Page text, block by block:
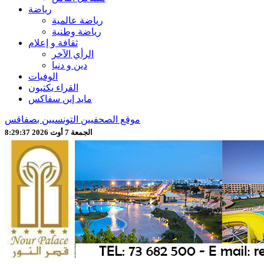
رياضة
رياضة عالمية
رياضة وطنية
ثقافة و إعلام
الرأي الآخر
دين و دنيا
الوفيات
القراء يكتبون
مايد إين سفاكس
موقع الصحفيين التونسيين بصفاقس
الجمعة 7 أوت 2026 8:29:39